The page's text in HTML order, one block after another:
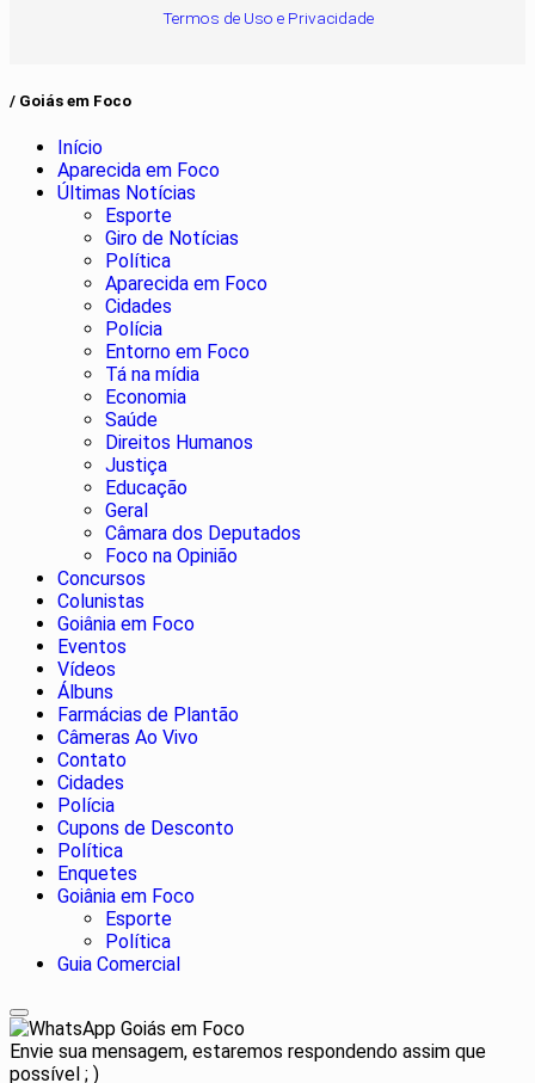
Termos de Uso e Privacidade
/ Goiás em Foco
Início
Aparecida em Foco
Últimas Notícias
Esporte
Giro de Notícias
Política
Aparecida em Foco
Cidades
Polícia
Entorno em Foco
Tá na mídia
Economia
Saúde
Direitos Humanos
Justiça
Educação
Geral
Câmara dos Deputados
Foco na Opinião
Concursos
Colunistas
Goiânia em Foco
Eventos
Vídeos
Álbuns
Farmácias de Plantão
Câmeras Ao Vivo
Contato
Cidades
Polícia
Cupons de Desconto
Política
Enquetes
Goiânia em Foco
Esporte
Política
Guia Comercial
Goiás em Foco
Envie sua mensagem, estaremos respondendo assim que
possível ; )